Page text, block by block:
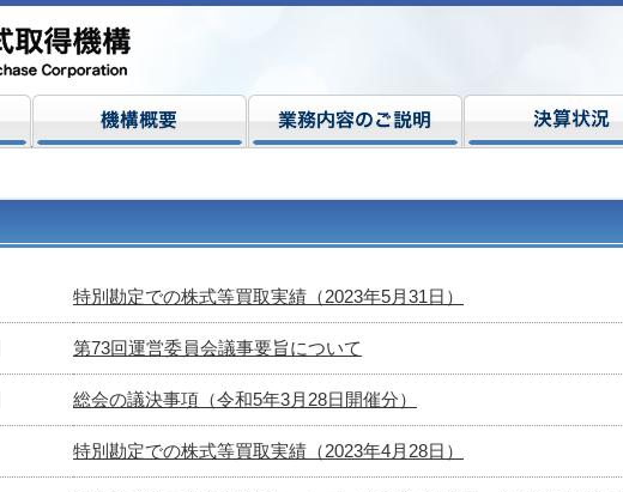
特別勘定での株式等買取実績（2023年5月31日）
第73回運営委員会議事要旨について
総会の議決事項（令和5年3月28日開催分）
特別勘定での株式等買取実績（2023年4月28日）